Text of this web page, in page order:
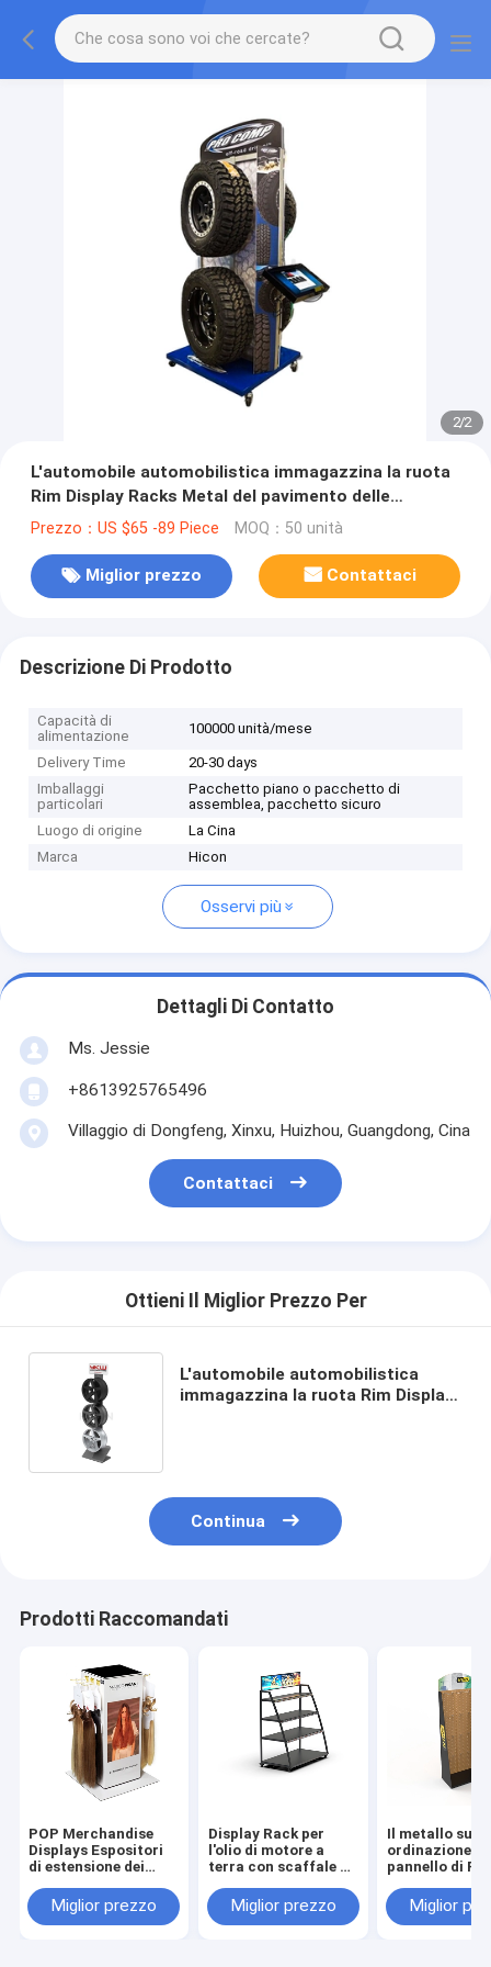
2/2
L'automobile automobilistica immagazzina la ruota
Rim Display Racks Metal del pavimento delle
esposizioni di POP
Prezzo：US $65 -89 Piece MOQ：50 unità
Miglior prezzo Contattaci
Descrizione Di Prodotto
Capacità di
alimentazione
100000 unità/mese
Delivery Time
20-30 days
Imballaggi
particolari
Pacchetto piano o pacchetto di
assemblea, pacchetto sicuro
Luogo di origine
La Cina
Marca
Hicon
Osservi più
Dettagli Di Contatto
Ms. Jessie
+8613925765496
Villaggio di Dongfeng, Xinxu, Huizhou, Guangdong, Cina
Contattaci
Ottieni Il Miglior Prezzo Per
L'automobile automobilistica
immagazzina la ruota Rim Display
Continua
Prodotti Raccomandati
POP Merchandise
Displays Espositori
di estensione dei
da tavolo
Miglior prezzo
Display Rack per
l'olio di motore a
terra con scaffale di
Miglior prezzo
Il metallo su
ordinazione
pannello di
mostra
del guanto
Miglior